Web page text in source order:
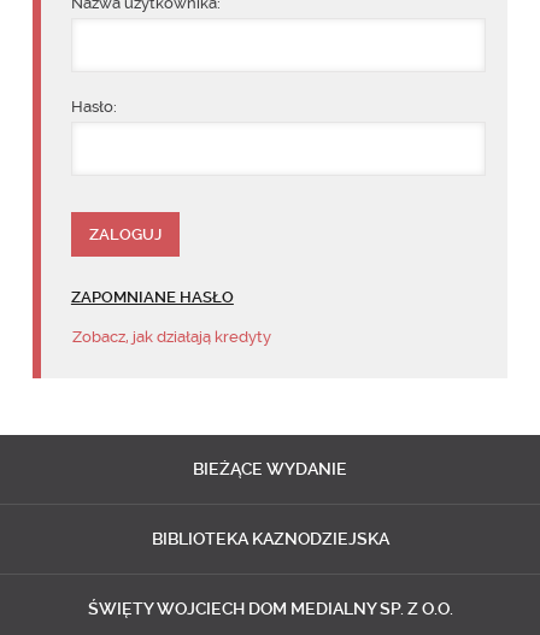
Hasło:
ZAPOMNIANE HASŁO
Zobacz, jak działają kredyty
BIEŻĄCE WYDANIE
BIBLIOTEKA KAZNODZIEJSKA
ŚWIĘTY WOJCIECH DOM MEDIALNY SP. Z O.O.